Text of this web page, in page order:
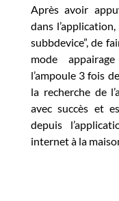
Après avoir
dans
subbdevice”, de
mode
l’ampoule 3 fois
la recherche de
avec succès et
depuis
internet à la